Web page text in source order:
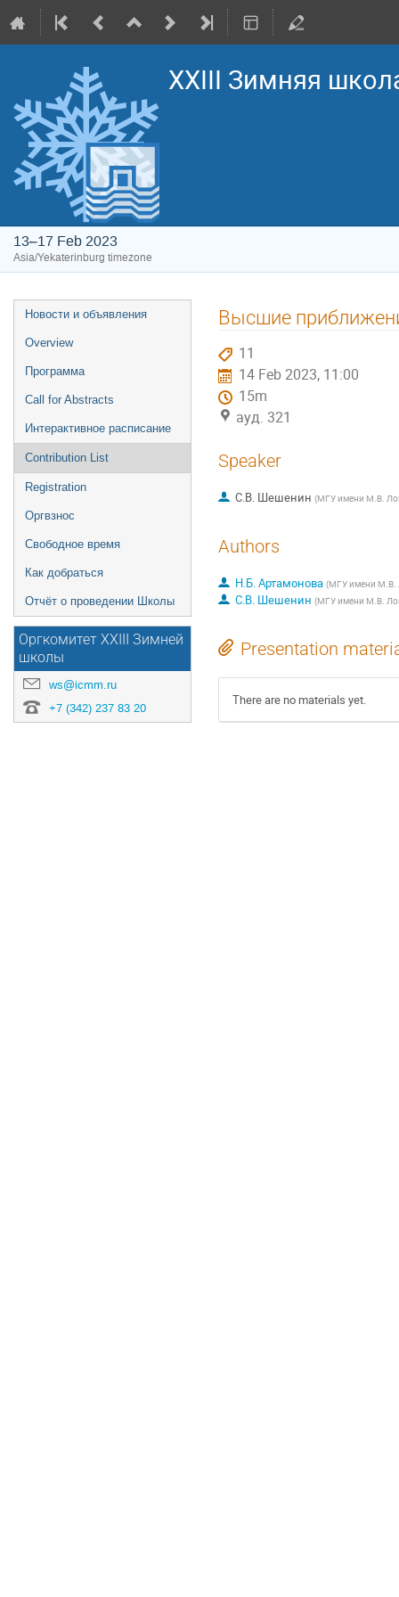
XXIII Зимняя
13–17 Feb 2023
Asia/Yekaterinburg timezone
Event
menu
Новости и объявления
Overview
Программа
Call for Abstracts
Интерактивное расписание
Contribution List
Registration
Оргвзнос
Свободное время
Как добраться
Отчёт о проведении Школы
Оргкомитет XXIII Зимней
школы
ws@icmm.ru
+7 (342) 237 83 20
Высшие
11
14 Feb 2023, 11:00
15m
ауд. 321
Speaker
С.В. Шешенин (МГУ имени М.В.
Authors
Н.Б. Артамонова (МГУ имени М.В.
С.В. Шешенин (МГУ имени М.В.
Presentation
There are no materials yet.